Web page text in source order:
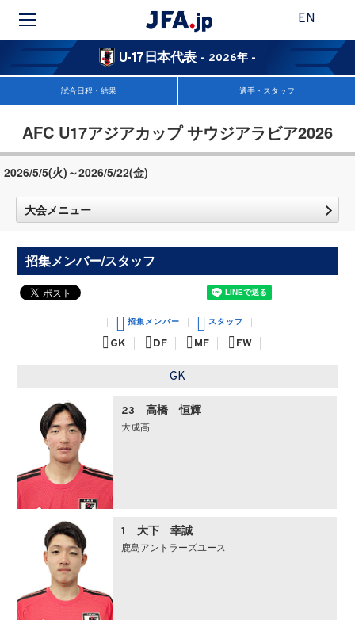
EN
U-17日本代表 - 2026年 -
試合日程・結果 選手・スタッフ
AFC U17アジアカップ サウジアラビア2026
2026/5/5(火)～2026/5/22(金)
大会メニュー
招集メンバー/スタッフ
招集メンバー スタッフ
GK DF MF FW
GK
23 高橋 恒輝
大成高
1 大下 幸誠
鹿島アントラーズユース